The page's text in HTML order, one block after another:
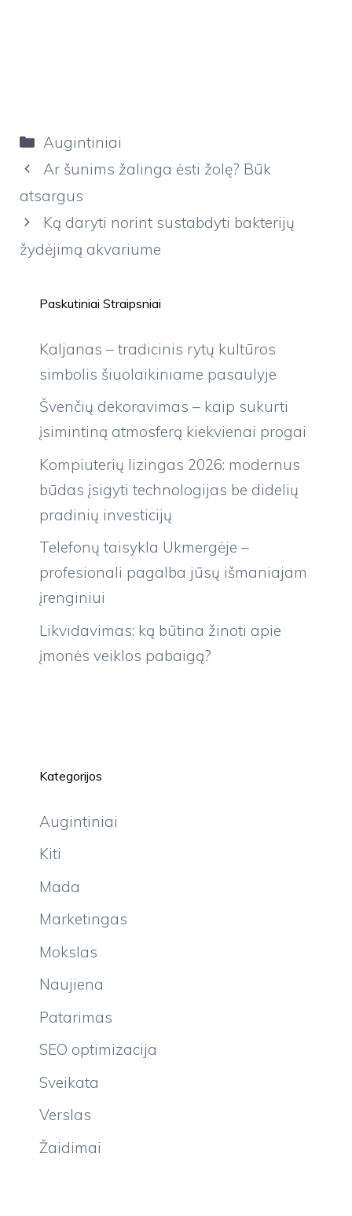
Kategorijos
Augintiniai
Ar šunims žalinga ėsti žolę? Būk
atsargus
Ką daryti norint sustabdyti bakterijų
žydėjimą akvariume
Paskutiniai Straipsniai
Kaljanas – tradicinis rytų kultūros
simbolis šiuolaikiniame pasaulyje
Švenčių dekoravimas – kaip sukurti
įsimintiną atmosferą kiekvienai progai
Kompiuterių lizingas 2026: modernus
būdas įsigyti technologijas be didelių
pradinių investicijų
Telefonų taisykla Ukmergėje –
profesionali pagalba jūsų išmaniajam
įrenginiui
Likvidavimas: ką būtina žinoti apie
įmonės veiklos pabaigą?
Kategorijos
Augintiniai
Kiti
Mada
Marketingas
Mokslas
Naujiena
Patarimas
SEO optimizacija
Sveikata
Verslas
Žaidimai